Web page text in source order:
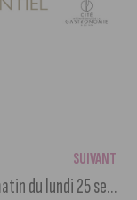
SUIVANT
L’info du matin du lundi 25 septembre 2023